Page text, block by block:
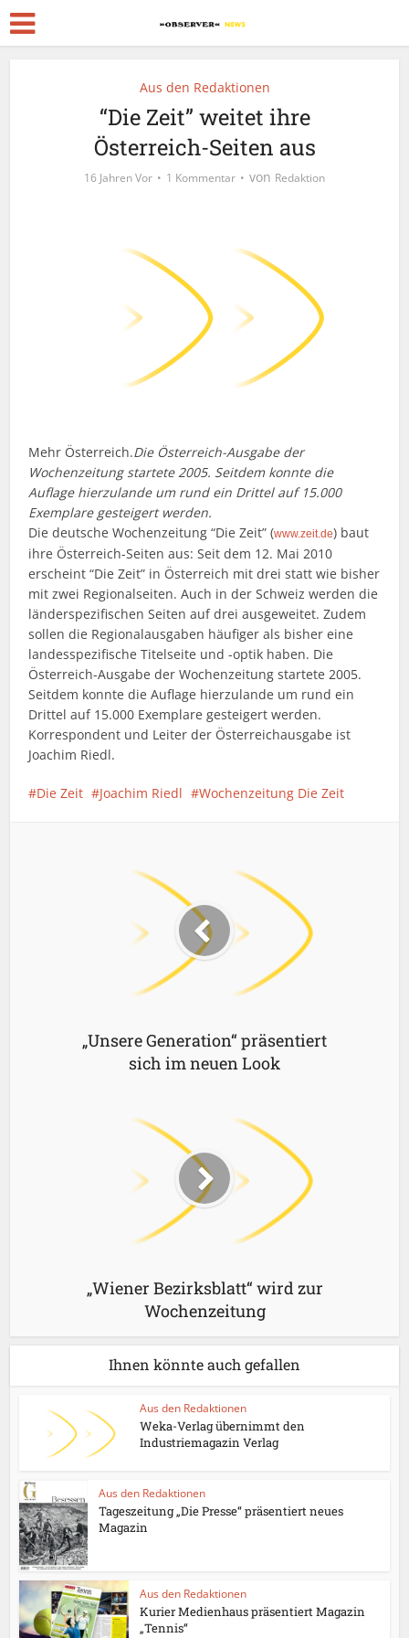
Aus den Redaktionen
“Die Zeit” weitet ihre
Österreich-Seiten aus
16 Jahren Vor 1 Kommentar von Redaktion
Mehr Österreich.Die Österreich-Ausgabe der
Wochenzeitung startete 2005. Seitdem konnte die
Auflage hierzulande um rund ein Drittel auf 15.000
Exemplare gesteigert werden.
Die deutsche Wochenzeitung “Die Zeit” (www.zeit.de) baut
ihre Österreich-Seiten aus: Seit dem 12. Mai 2010
erscheint “Die Zeit” in Österreich mit drei statt wie bisher
mit zwei Regionalseiten. Auch in der Schweiz werden die
länderspezifischen Seiten auf drei ausgeweitet. Zudem
sollen die Regionalausgaben häufiger als bisher eine
landesspezifische Titelseite und -optik haben. Die
Österreich-Ausgabe der Wochenzeitung startete 2005.
Seitdem konnte die Auflage hierzulande um rund ein
Drittel auf 15.000 Exemplare gesteigert werden.
Korrespondent und Leiter der Österreichausgabe ist
Joachim Riedl.
Die Zeit Joachim Riedl Wochenzeitung Die Zeit
„Unsere Generation“ präsentiert
sich im neuen Look
„Wiener Bezirksblatt“ wird zur
Wochenzeitung
Ihnen könnte auch gefallen
Aus den Redaktionen
Weka-Verlag übernimmt den
Industriemagazin Verlag
Aus den Redaktionen
Tageszeitung „Die Presse“ präsentiert neues
Magazin
Aus den Redaktionen
Kurier Medienhaus präsentiert Magazin
„Tennis“